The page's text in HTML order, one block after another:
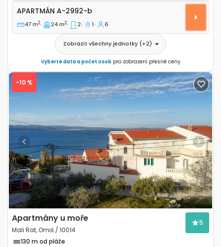
Apartmán A-2992-b
APARTMÁN A-2992-b
47 m2 24 m2 2 1 6
Zobrazit všechny jednotky (+2)
Vyberte data a počet osob pro zobrazení přesné ceny
Previous Next
-10 %
Apartmány u moře
Mali Rat, Omiš / 10014
5
130 m od pláže